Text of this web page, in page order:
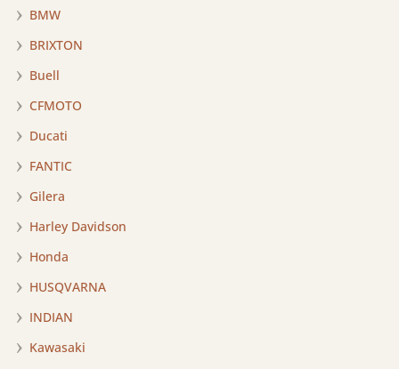
BMW
BRIXTON
Buell
CFMOTO
Ducati
FANTIC
Gilera
Harley Davidson
Honda
HUSQVARNA
INDIAN
Kawasaki